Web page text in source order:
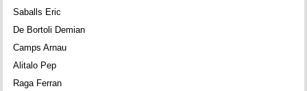
Saballs Eric
De Bortoli Demian
Camps Arnau
Alitalo Pep
Raga Ferran